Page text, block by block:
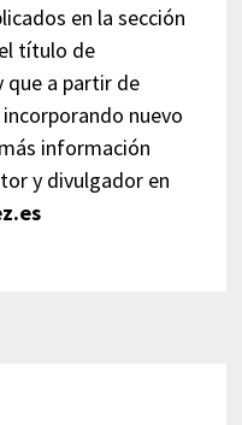
en la sección
título de
que a partir de
nuevo
información
y divulgador en